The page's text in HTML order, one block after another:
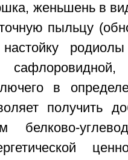
женьшень в
пыльцу
сафлоровидной,
в
получить
белково-